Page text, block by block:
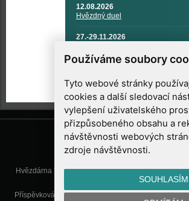
Používáme soubory
Tyto webové stránky
cookies a další sledovací
vylepšení uživatelského
přizpůsobeného obsahu a
návštěvnosti webových
zdroje návštěvnosti.
SOUHLASÍM
12.08.2026
Hvězdný duel
27.-29.11.2026
TECHNIKA A KOSMICKÉ
TECHNOLOGIE
Hvězdárna Valašské Meziříčí, příspěvková
01 Valašské Meziříčí
Příspěvková organizace Zlínského kraje. Telefon: